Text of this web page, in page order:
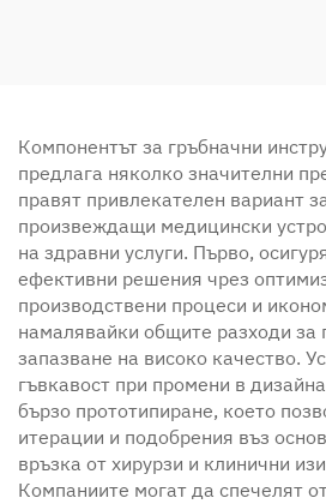
Компонентът за гръбначни
предлага няколко значителни
правят привлекателен вариант
произвеждащи медицински
на здравни услуги. Първо,
ефективни решения чрез
производствени процеси и
намалявайки общите разходи за
запазване на високо качество.
гъвкавост при промени в
бързо прототипиране, което
итерации и подобрения въз
връзка от хирурзи и клинични
Компаниите могат да спечелят